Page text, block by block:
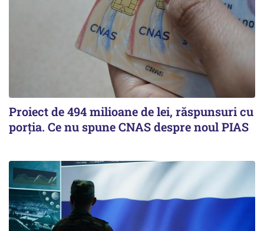
Proiect de 494 milioane de lei, răspunsuri cu
porția. Ce nu spune CNAS despre noul PIAS